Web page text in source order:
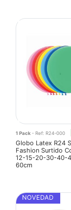
1 Pack - Ref: R24-000
Globo Latex R24
Fashion Surtido
12-15-20-30-40-
60cm
NOVEDAD